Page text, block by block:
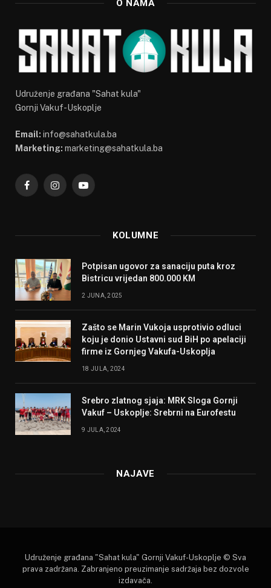
O NAMA
Udruženje građana "Sahat kula"
Gornji Vakuf-Uskoplje
Email: info@sahatkula.ba
Marketing: marketing@sahatkula.ba
FacebookInstagramYouTube
KOLUMNE
Potpisan ugovor za sanaciju puta kroz
Bistricu vrijedan 800.000 KM
2 JUNA, 2025
Zašto se Marin Vukoja usprotivio odluci
koju je donio Ustavni sud BiH po apelaciji
firme iz Gornjeg Vakufa-Uskoplja
18 JULA, 2024
Srebro zlatnog sjaja: MRK Sloga Gornji
Vakuf – Uskoplje: Srebrni na Eurofestu
9 JULA, 2024
NAJAVE
Udruženje građana "Sahat kula" Gornji Vakuf-Uskoplje © Sva
prava zadržana. Zabranjeno preuzimanje sadržaja bez dozvole
izdavača.